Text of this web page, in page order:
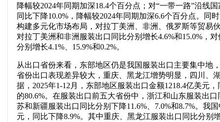
降幅较2024年同期加深18.4个百分点；对“一带一路”沿线
同比下降10.0%，降幅较2024年同期加深6.6个百分点。同
构建多元化市场布局，对拉丁美洲、非洲、俄罗斯等贸易
对拉丁美洲和非洲服装出口同比分别增长4.6%和15.0%，
分别增长4.1%、15.9%和0.2%。
从出口省份来看，东部地区仍是我国服装出口主要集中地
省份出口表现差异较大，重庆、黑龙江增势明显，四川、
据，2025年1-12月，东部地区服装出口金额1218.4亿美元
的80.6%。在服装出口前五大省份中，浙江和山东服装出
苏和新疆服装出口同比分别下降11.6%、7.0%和8.7%。我
元，同比下降8.9%。其中重庆、黑龙江服装出口同比分别